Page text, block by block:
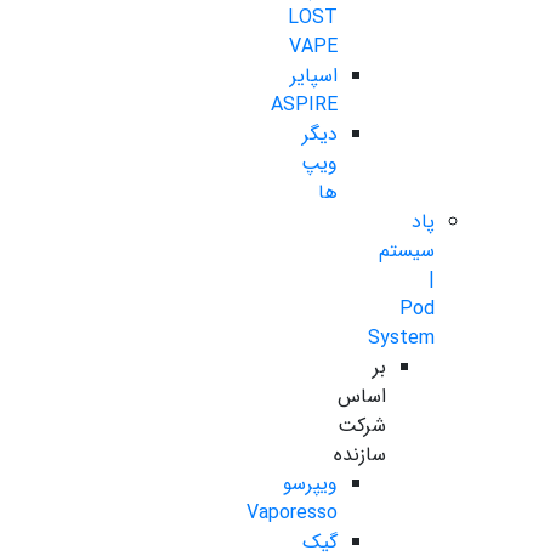
LOST
VAPE
اسپایر
ASPIRE
دیگر
ویپ
ها
پاد
سیستم
|
Pod
System
بر
اساس
شرکت
سازنده
ویپرسو
Vaporesso
گیک